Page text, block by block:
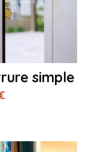
simple